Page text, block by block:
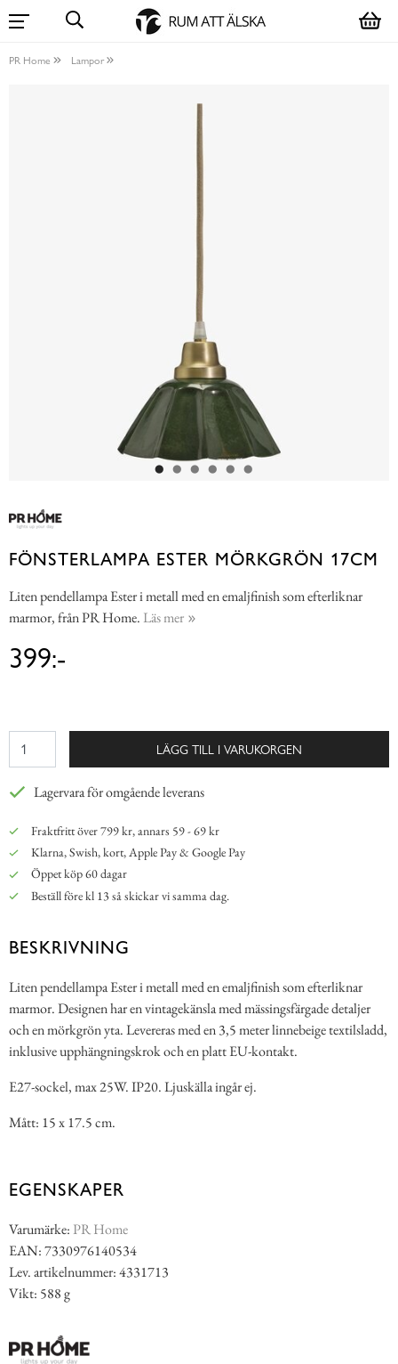
PR Home Lampor
FÖNSTERLAMPA ESTER MÖRKGRÖN 17CM
Liten pendellampa Ester i metall med en emaljfinish som efterliknar
marmor, från PR Home. Läs mer
399:-
LÄGG TILL I VARUKORGEN
Lagervara för omgående leverans
Fraktfritt över 799 kr, annars 59 - 69 kr
Klarna, Swish, kort, Apple Pay & Google Pay
Öppet köp 60 dagar
Beställ före kl 13 så skickar vi samma dag.
BESKRIVNING
Liten pendellampa Ester i metall med en emaljfinish som efterliknar
marmor. Designen har en vintagekänsla med mässingsfärgade detaljer
och en mörkgrön yta. Levereras med en 3,5 meter linnebeige textilsladd,
inklusive upphängningskrok och en platt EU-kontakt.
E27-sockel, max 25W. IP20. Ljuskälla ingår ej.
Mått: 15 x 17.5 cm.
EGENSKAPER
Varumärke: PR Home
EAN: 7330976140534
Lev. artikelnummer: 4331713
Vikt: 588 g